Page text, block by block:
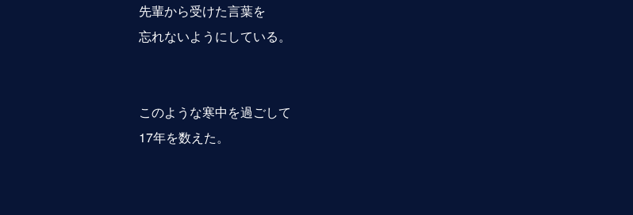
先輩から受けた言葉を
忘れないようにしている。
このような寒中を過ごして
17年を数えた。